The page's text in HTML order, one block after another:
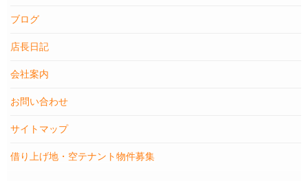
ブログ
店長日記
会社案内
お問い合わせ
サイトマップ
借り上げ地・空テナント物件募集